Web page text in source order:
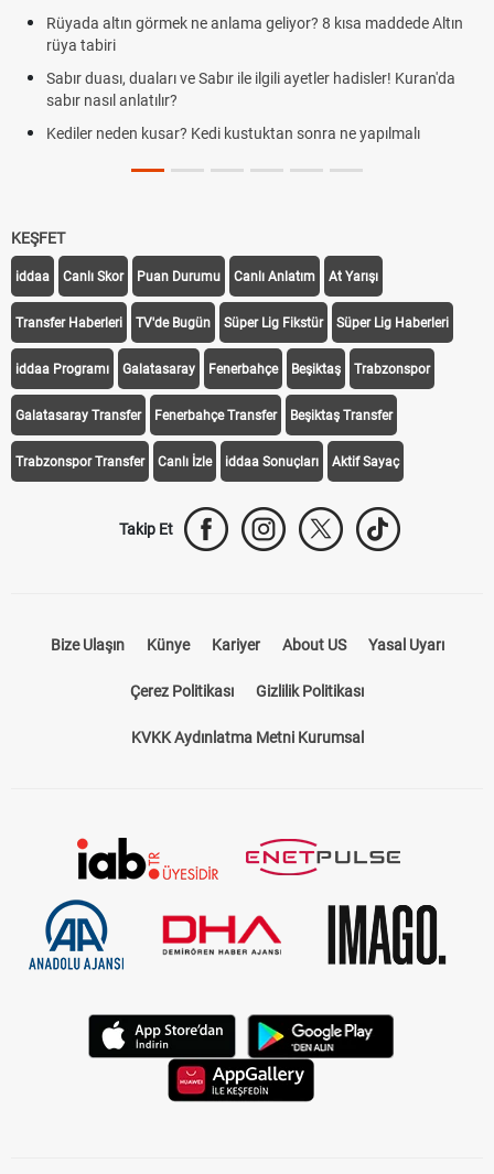
Rüyada altın görmek ne anlama geliyor? 8 kısa maddede Altın
rüya tabiri
Sabır duası, duaları ve Sabır ile ilgili ayetler hadisler! Kuran'da
sabır nasıl anlatılır?
Kediler neden kusar? Kedi kustuktan sonra ne yapılmalı
KEŞFET
iddaa Canlı Skor Puan Durumu Canlı Anlatım At Yarışı
Transfer Haberleri TV'de Bugün Süper Lig Fikstür Süper Lig Haberleri
iddaa Programı Galatasaray Fenerbahçe Beşiktaş Trabzonspor
Galatasaray Transfer Fenerbahçe Transfer Beşiktaş Transfer
Trabzonspor Transfer Canlı İzle iddaa Sonuçları Aktif Sayaç
Takip Et
Bize Ulaşın Künye Kariyer About US Yasal Uyarı
Çerez Politikası Gizlilik Politikası
KVKK Aydınlatma Metni Kurumsal